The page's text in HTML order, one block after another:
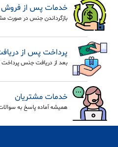
خدمات پس از فروش
بازگرداندن جنس در صورت
پرداخت پس از
بعد از دریافت جنس پرداخت
خدمات مشتریان
همیشه آماده پاسخ به